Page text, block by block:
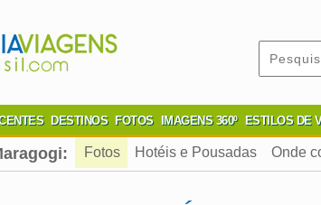
DESTINOS FOTOS IMAGENS 360º ESTILOS DE
Fotos Hotéis e Pousadas Onde